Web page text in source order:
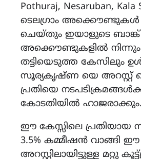
Pothuraj, Nesaruban,
ടെലഗ്രാം അക്കൌണ്ടുകൾ
ചെയ്തും ഇയാളുടെ ബാങ്ക്
അക്കൌണ്ടുകളിൽ നിന്നും
തട്ടിയെടുത്ത കേസിലും
സൂര്യകൃഷ്ണ യെ അറസ്റ്റ്
പ്രതിയെ
കോടതിയിൽ ഹാജരാക്കും.
ഈ കേസ്സിലെ
3.5% കമ്മീഷൻ വാങ്ങി
അറസ്റ്റിലായിട്ടുള്ള മറ്റു